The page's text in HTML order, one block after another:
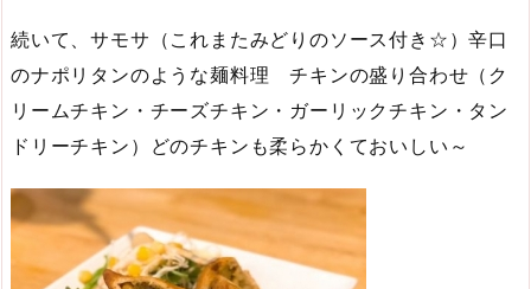
続いて、サモサ（これまたみどりのソース付き☆）辛口
のナポリタンのような麺料理 チキンの盛り合わせ（ク
リームチキン・チーズチキン・ガーリックチキン・タン
ドリーチキン）どのチキンも柔らかくておいしい～